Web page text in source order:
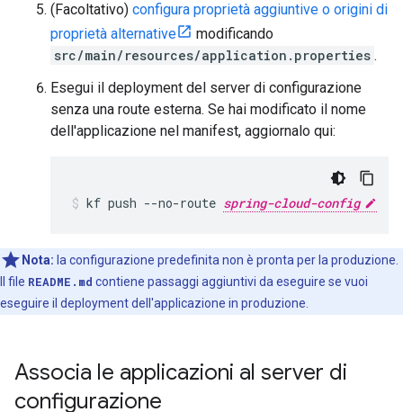
(Facoltativo) configura proprietà aggiuntive o origini di
proprietà alternative
modificando
src/main/resources/application.properties .
Esegui il deployment del server di configurazione
senza una route esterna. Se hai modificato il nome
dell'applicazione nel manifest, aggiornalo qui:
kf push --no-route spring-cloud-config
Nota: la configurazione predefinita non è pronta per la produzione.
Il file README.md contiene passaggi aggiuntivi da eseguire se vuoi
eseguire il deployment dell'applicazione in produzione.
Associa le applicazioni al server di
configurazione